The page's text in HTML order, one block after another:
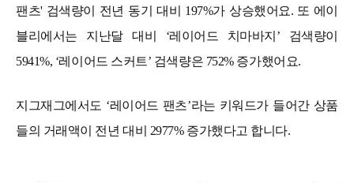
팬츠' 검색량이 전년 동기 대비 197%가 상승했어요. 또 에이
블리에서는 지난달 대비 ‘레이어드 치마바지’ 검색량이
5941%, ‘레이어드 스커트’ 검색량은 752% 증가했어요.
지그재그에서도 ‘레이어드 팬츠’라는 키워드가 들어간 상품
들의 거래액이 전년 대비 2977% 증가했다고 합니다.